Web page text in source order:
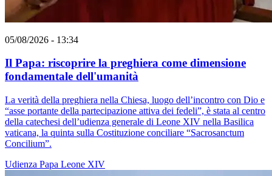
05/08/2026 - 13:34
Il Papa: riscoprire la preghiera come dimensione
fondamentale dell'umanità
La verità della preghiera nella Chiesa, luogo dell’incontro con Dio e
“asse portante della partecipazione attiva dei fedeli”, è stata al centro
della catechesi dell’udienza generale di Leone XIV nella Basilica
vaticana, la quinta sulla Costituzione conciliare “Sacrosanctum
Concilium”.
Udienza Papa Leone XIV